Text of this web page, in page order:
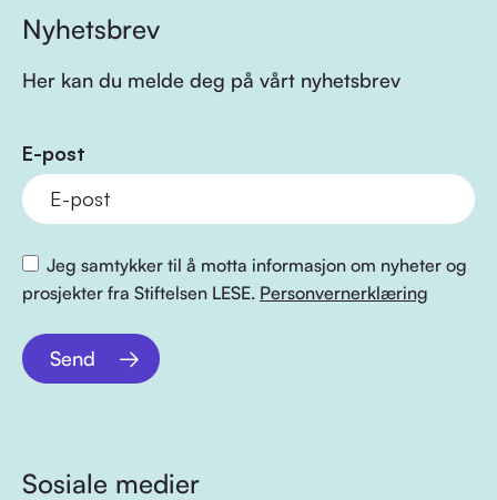
Nyhetsbrev
Her kan du melde deg på vårt nyhetsbrev
E-post
Jeg samtykker til å motta informasjon om nyheter og
prosjekter fra Stiftelsen LESE. Personvernerklæring
Send
Sosiale medier